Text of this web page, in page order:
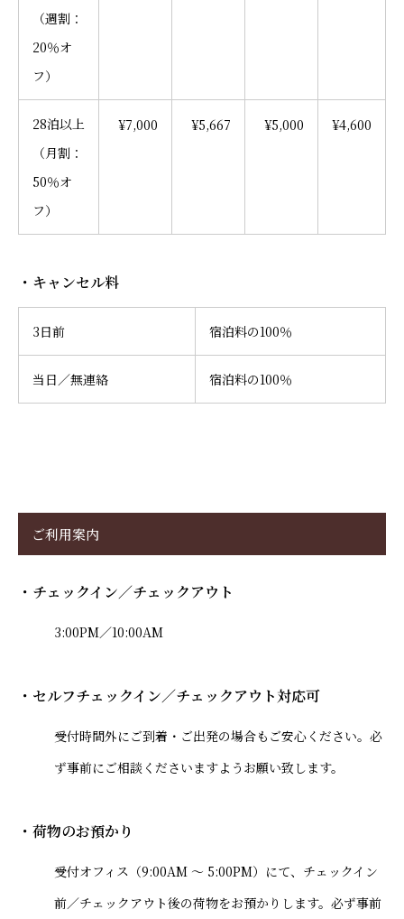
（週割：
20％オ
フ）
28泊以上
（月割：
50％オ
フ）
¥7,000 ¥5,667 ¥5,000 ¥4,600
・キャンセル料
3日前 宿泊料の100％
当日／無連絡 宿泊料の100％
ご利用案内
・チェックイン／チェックアウト
3:00PM／10:00AM
・セルフチェックイン／チェックアウト対応可
受付時間外にご到着・ご出発の場合もご安心ください。必
ず事前にご相談くださいますようお願い致します。
・荷物のお預かり
受付オフィス（9:00AM 〜 5:00PM）にて、チェックイン
前／チェックアウト後の荷物をお預かりします。必ず事前